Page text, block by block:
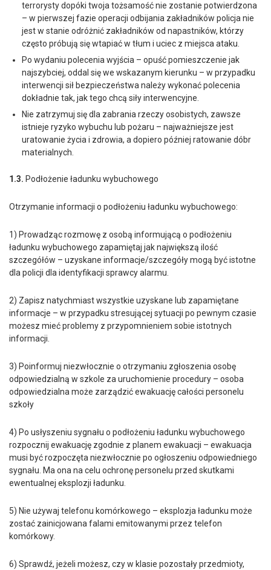
terrorysty dopóki twoja tożsamość nie zostanie potwierdzona
– w pierwszej fazie operacji odbijania zakładników policja nie
jest w stanie odróżnić zakładników od napastników, którzy
często próbują się wtapiać w tłum i uciec z miejsca ataku.
Po wydaniu polecenia wyjścia – opuść pomieszczenie jak
najszybciej, oddal się we wskazanym kierunku – w przypadku
interwencji sił bezpieczeństwa należy wykonać polecenia
dokładnie tak, jak tego chcą siły interwencyjne.
Nie zatrzymuj się dla zabrania rzeczy osobistych, zawsze
istnieje ryzyko wybuchu lub pożaru – najważniejsze jest
uratowanie życia i zdrowia, a dopiero później ratowanie dóbr
materialnych.
1.3. Podłożenie ładunku wybuchowego
Otrzymanie informacji o podłożeniu ładunku wybuchowego:
1) Prowadząc rozmowę z osobą informującą o podłożeniu
ładunku wybuchowego zapamiętaj jak największą ilość
szczegółów – uzyskane informacje/szczegóły mogą być istotne
dla policji dla identyfikacji sprawcy alarmu.
2) Zapisz natychmiast wszystkie uzyskane lub zapamiętane
informacje – w przypadku stresującej sytuacji po pewnym czasie
możesz mieć problemy z przypomnieniem sobie istotnych
informacji.
3) Poinformuj niezwłocznie o otrzymaniu zgłoszenia osobę
odpowiedzialną w szkole za uruchomienie procedury – osoba
odpowiedzialna może zarządzić ewakuację całości personelu
szkoły
4) Po usłyszeniu sygnału o podłożeniu ładunku wybuchowego
rozpocznij ewakuację zgodnie z planem ewakuacji – ewakuacja
musi być rozpoczęta niezwłocznie po ogłoszeniu odpowiedniego
sygnału. Ma ona na celu ochronę personelu przed skutkami
ewentualnej eksplozji ładunku.
5) Nie używaj telefonu komórkowego – eksplozja ładunku może
zostać zainicjowana falami emitowanymi przez telefon
komórkowy.
6) Sprawdź, jeżeli możesz, czy w klasie pozostały przedmioty,